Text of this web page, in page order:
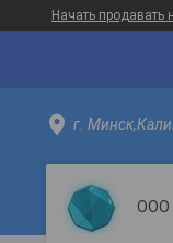
Начать продавать
г.
ООО